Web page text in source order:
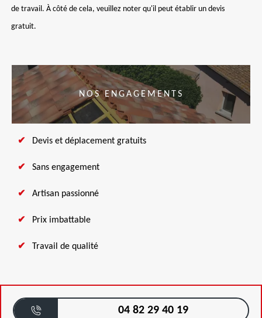
de travail. À côté de cela, veuillez noter qu'il peut établir un devis
gratuit.
NOS ENGAGEMENTS
Devis et déplacement gratuits
Sans engagement
Artisan passionné
Prix imbattable
Travail de qualité
04 82 29 40 19